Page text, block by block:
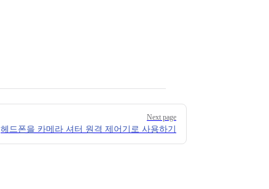
Next page
헤드폰을 카메라 셔터 원격 제어기로 사용하기